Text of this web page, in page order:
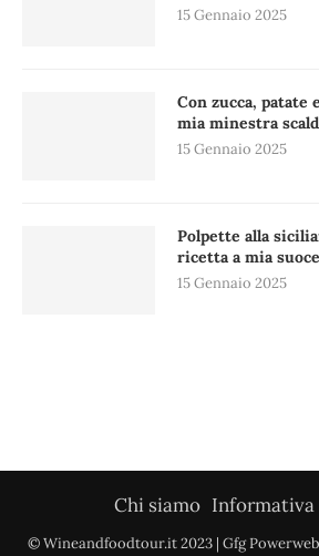
15 Gennaio 2025
Con zucca, patate
mia minestra
15 Gennaio 2025
Polpette alla
ricetta a mia
15 Gennaio 2025
Chi siamo Informativa
© Wineandfoodtour.it 2023 | Gfg